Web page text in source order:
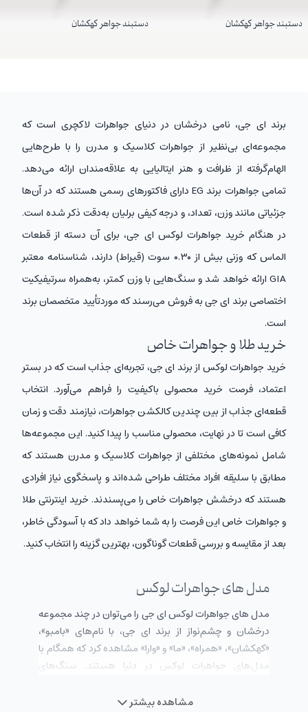
دستبند جواهر کهکشان دستبند جواهر کهکشان
برند ای جی، نامی درخشان در دنیای جواهرات لاکچری است که
مجموعه‌ای بی‌نظیر از جواهرات کلاسیک و مدرن را با طرح‌هایی
الهام‌‌گرفته از ظرافت و هنر ایتالیایی به علاقه‌مندان ارائه می‌دهد.
تمامی جواهرات برند EG دارای فاکتورهای رسمی هستند که در آن‌ها
جزئیاتی مانند وزن، تعداد، و درجه کیفی برلیان به‌دقت ذکر شده است.
در هنگام خرید جواهرات لوکس ای جی، برای آن دسته از قطعات
الماس که وزنی بیش از ۰.۳۰ سوت (قیراط) دارند، شناسنامه معتبر
GIA ارائه خواهد شد و سنگ‌هایی با وزن کمتر، به‌همراه سرتیفیکیت
اختصاصی برند ای جی به فروش می‌رسند که موردتأیید متخصصان برند
است.
خرید طلا و جواهرات خاص
خرید جواهرات لوکس از برند ای جی، تجربه‌ای جذاب است که در بستر
اعتماد، فرصت خرید محصولی باکیفیت را فراهم می‌آورد. انتخاب
قطعه‌ای جذاب از بین چندین کالکشن جواهرات، نیازمند دقت و زمان
کافی است تا در نهایت، محصولی مناسب را پیدا کنید. این مجموعه‌ها
شامل نمونه‌های مختلفی از جواهرات کلاسیک و مدرن هستند که
مطابق با سلیقه‌ افراد مختلف طراحی شده‌اند و پاسخگوی نیاز افرادی
هستند که درخشش جواهرات خاص را می‌پسندند. خرید اینترنتی طلا
و جواهرات خاص این فرصت را به شما خواهد داد که با آسودگی خاطر،
بعد از مقایسه و بررسی قطعات گوناگون، بهترین گزینه را انتخاب کنید.
مدل های جواهرات لوکس
مدل های جواهرات لوکس ای جی را می‌توان در چند مجموعه
درخشان و چشم‌نواز از برند ای جی، با نام‌های «بامبو»،
«کهکشان»، «همراه»، «ما» و «وارا» مشاهده کرد که همگام با
مدل‌های جواهرات لوکس در دنیا هستند. سنگ‌های
الماس‌هایی در گرید‌های G و F هستند که جذابیتی بی‌نظیر رامشاهده بیشتر